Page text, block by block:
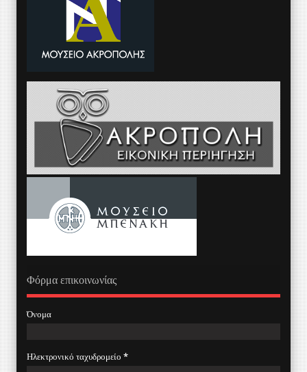
Φόρμα επικοινωνίας
Όνομα
Ηλεκτρονικό ταχυδρομείο *